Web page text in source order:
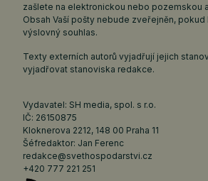
zašlete na elektronickou nebo pozemskou
Obsah Vaší pošty nebude zveřejněn,
výslovný souhlas.
Texty externích autorů vyjadřují jejich
vyjadřovat stanoviska redakce.
Vydavatel: SH media, spol. s r.o.
IČ: 26150875
Kloknerova 2212, 148 00 Praha 11
Šéfredaktor: Jan Ferenc
redakce@svethospodarstvi.cz
+420 777 221 251